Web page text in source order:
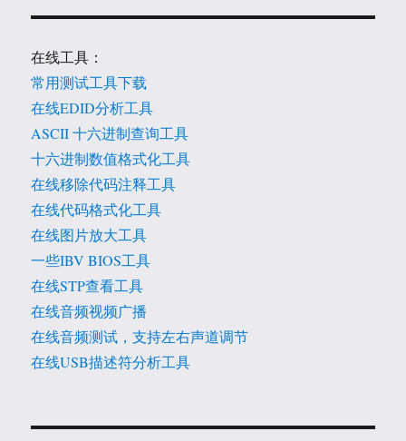
在线工具：
常用测试工具下载
在线EDID分析工具
ASCII 十六进制查询工具
十六进制数值格式化工具
在线移除代码注释工具
在线代码格式化工具
在线图片放大工具
一些IBV BIOS工具
在线STP查看工具
在线音频视频广播
在线音频测试，支持左右声道调节
在线USB描述符分析工具